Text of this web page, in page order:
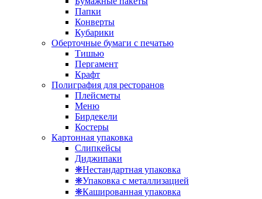
Папки
Конверты
Кубарики
Оберточные бумаги с печатью
Тишью
Пергамент
Крафт
Полиграфия для ресторанов
Плейсметы
Меню
Бирдекели
Костеры
Картонная упаковка
Слипкейсы
Диджипаки
❋Нестандартная упаковка
❋Упаковка с металлизацией
❋Кашированная упаковка